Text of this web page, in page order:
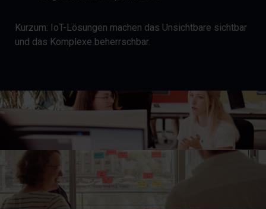
Kurzum: IoT-Lösungen machen das Unsichtbare sichtbar
und das Komplexe beherrschbar.